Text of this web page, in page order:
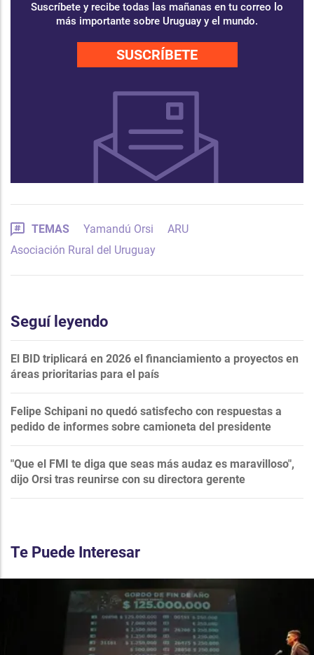
Suscríbete y recibe todas las mañanas en tu correo lo
más importante sobre Uruguay y el mundo.
SUSCRÍBETE
TEMAS Yamandú Orsi
ARU
Asociación Rural del Uruguay
Seguí leyendo
El BID triplicará en 2026 el financiamiento a proyectos en
áreas prioritarias para el país
Felipe Schipani no quedó satisfecho con respuestas a
pedido de informes sobre camioneta del presidente
"Que el FMI te diga que seas más audaz es maravilloso",
dijo Orsi tras reunirse con su directora gerente
Te Puede Interesar